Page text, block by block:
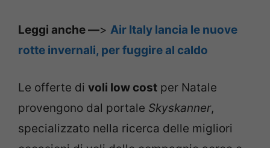
Leggi anche —> Air Italy lancia le nuove
rotte invernali, per fuggire al caldo
Le offerte di voli low cost per Natale
provengono dal portale Skyskanner,
specializzato nella ricerca delle migliori